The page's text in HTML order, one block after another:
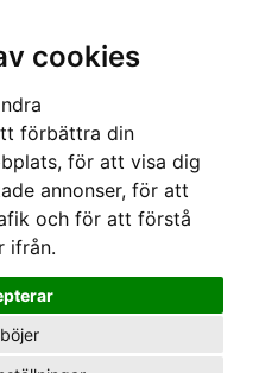
cookies
förbättra din
för att visa dig
annonser, för att
och för att förstå
ifrån.